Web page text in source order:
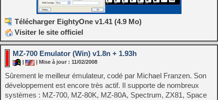
Télécharger EightyOne v1.41 (4.9 Mo)
Visiter le site officiel
MZ-700 Emulator (Win) v1.8n + 1.93h
| Mise à jour : 11/02/2008
Sûrement le meilleur émulateur, codé par Michael Franzen. Son
développement est encore très actif. Il supporte de nombreux
systèmes : MZ-700, MZ-80K, MZ-80A, Spectrum, ZX81, Space